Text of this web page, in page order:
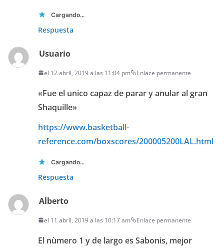
Cargando...
Respuesta
Usuario
el 12 abril, 2019 a las 11:04 pm Enlace permanente
«Fue el unico capaz de parar y anular al gran
Shaquille»
https://www.basketball-
reference.com/boxscores/200005200LAL.html
Cargando...
Respuesta
Alberto
el 11 abril, 2019 a las 10:17 am Enlace permanente
El nùmero 1 y de largo es Sabonis, mejor